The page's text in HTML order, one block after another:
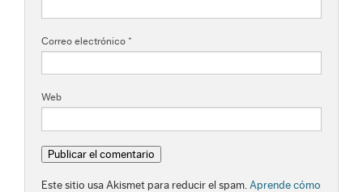
Correo electrónico *
Web
Este sitio usa Akismet para reducir el spam. Aprende cómo